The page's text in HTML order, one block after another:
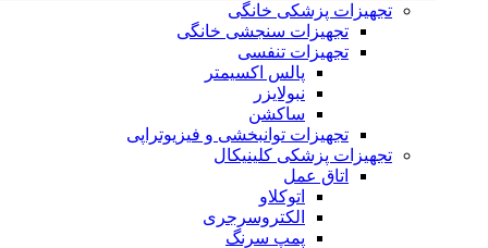
تجهیزات پزشکی خانگی
تجهیزات سنجشی خانگی
تجهیزات تنفسی
پالس اکسیمتر
نبولایزر
ساکشن
تجهیزات توانبخشی و فیزیوتراپی
تجهیزات پزشکی کلینیکال
اتاق عمل
اتوکلاو
الکتروسرجری
پمپ سرنگ